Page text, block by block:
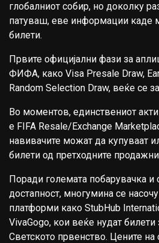
глобалниот собир, но доколку
патуваш, еве информации каде
билети.
Првите официјални фази за
ФИФА, како Visa Presale Draw,
Random Selection Draw, веќе се
Во моментов, единствениот
е FIFA Resale/Exchange
навивачите можат да купуваат
билети од претходните
Поради големата побарувачка и
достапност, многумина се
платформи како StubHub
VivaGogo, кои веќе нудат билети
Светското првенство. Цените